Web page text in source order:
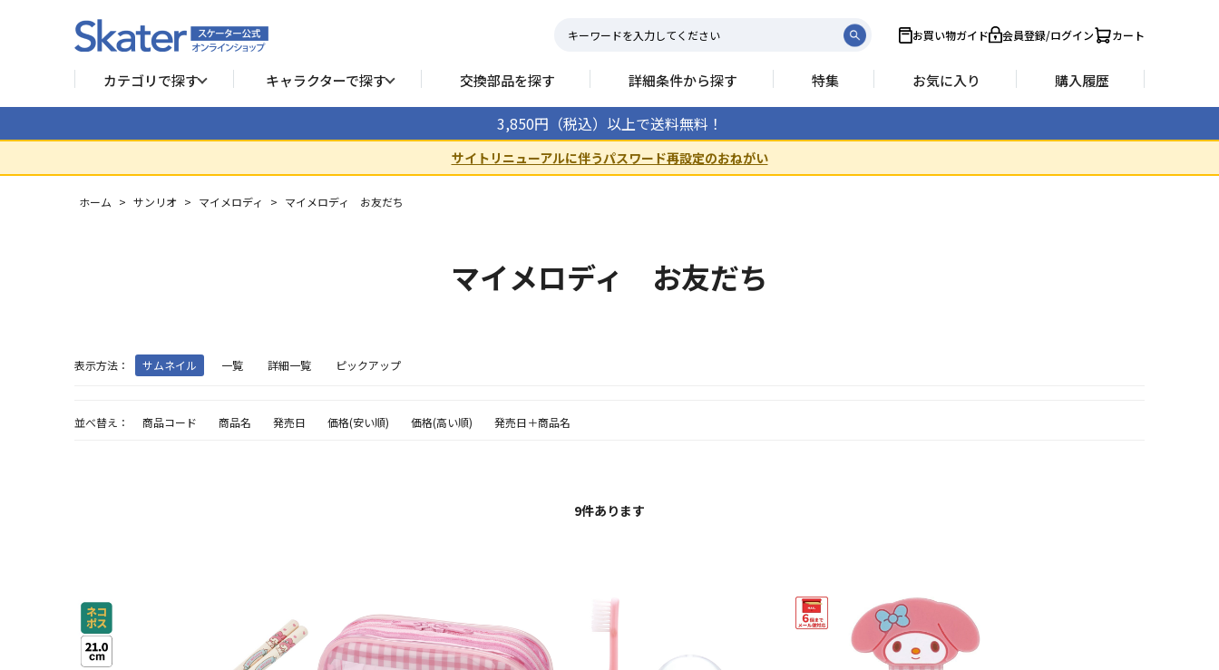
お買い物ガイド 会員登録/ログイン カート
カテゴリで探す キャラクターで探す 交換部品を探す 詳細条件から探す 特集 お気に入り 購入履歴
3,850円（税込）以上で送料無料！
サイトリニューアルに伴うパスワード再設定のおねがい
ホーム > サンリオ > マイメロディ > マイメロディ お友だち
マイメロディ お友だち
表示方法： サムネイル 一覧 詳細一覧 ピックアップ
並べ替え： 商品コード 商品名 発売日 価格(安い順) 価格(高い順) 発売日＋商品名
9件あります